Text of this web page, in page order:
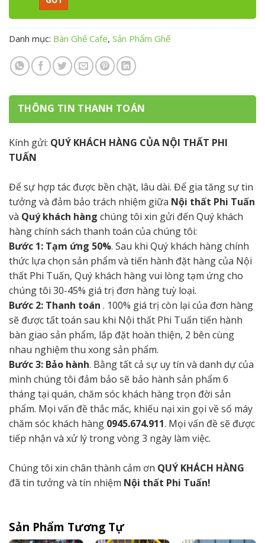
Danh mục: Bàn Ghế Cafe, Sản Phẩm Ghế
THÔNG TIN THANH TOÁN
Kính gửi: QUÝ KHÁCH HÀNG CỦA NỘI THẤT PHI
TUẤN
Để sự hợp tác được bền chặt, lâu dài. Để gia tăng sự tin
tưởng và đảm bảo trách nhiệm giữa Nội thất Phi Tuấn
và Quý khách hàng chúng tôi xin gửi đến Quý khách
hàng chính sách thanh toán của chúng tôi:
Bước 1: Tạm ứng 50%. Sau khi Quý khách hàng chính
thức lựa chọn sản phẩm và tiến hành đặt hàng của Nội
thất Phi Tuấn, Quý khách hàng vui lòng tạm ứng cho
chúng tôi 30-45% giá trị đơn hàng tuỳ loại.
Bước 2: Thanh toán . 100% giá trị còn lại của đơn hàng
sẽ được tất toán sau khi Nội thất Phi Tuấn tiến hành
bàn giao sản phẩm, lắp đặt hoàn thiện, 2 bên cùng
nhau nghiệm thu xong sản phẩm.
Bước 3: Bảo hành. Bằng tất cả sự uy tín và danh dự của
mình chúng tôi đảm bảo sẽ bảo hành sản phẩm 6
tháng tại quán, chăm sóc khách hàng trọn đời sản
phẩm. Mọi vấn đề thắc mắc, khiếu nại xin gọi về số máy
chăm sóc khách hàng 0945.674.911. Mọi vấn đề sẽ được
tiếp nhận và xử lý trong vòng 3 ngày làm việc.
Chúng tôi xin chân thành cảm ơn QUÝ KHÁCH HÀNG
đã tin tưởng và tín nhiệm Nội thất Phi Tuấn!
Sản Phẩm Tương Tự